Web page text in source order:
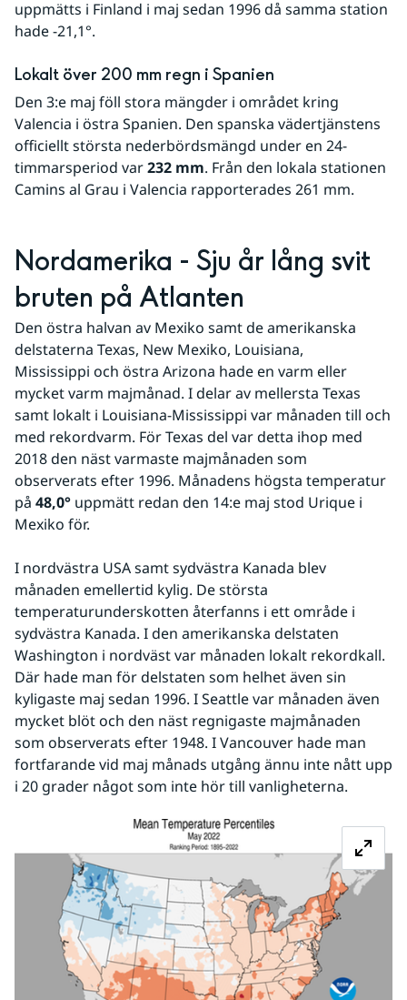
uppmätts i Finland i maj sedan 1996 då samma station
hade -21,1°.
Lokalt över 200 mm regn i Spanien
Den 3:e maj föll stora mängder i området kring
Valencia i östra Spanien. Den spanska vädertjänstens
officiellt största nederbördsmängd under en 24-
timmarsperiod var 232 mm. Från den lokala stationen
Camins al Grau i Valencia rapporterades 261 mm.
Nordamerika - Sju år lång svit
bruten på Atlanten
Den östra halvan av Mexiko samt de amerikanska
delstaterna Texas, New Mexiko, Louisiana,
Mississippi och östra Arizona hade en varm eller
mycket varm majmånad. I delar av mellersta Texas
samt lokalt i Louisiana-Mississippi var månaden till och
med rekordvarm. För Texas del var detta ihop med
2018 den näst varmaste majmånaden som
observerats efter 1996. Månadens högsta temperatur
på 48,0° uppmätt redan den 14:e maj stod Urique i
Mexiko för.
I nordvästra USA samt sydvästra Kanada blev
månaden emellertid kylig. De största
temperaturunderskotten återfanns i ett område i
sydvästra Kanada. I den amerikanska delstaten
Washington i nordväst var månaden lokalt rekordkall.
Där hade man för delstaten som helhet även sin
kyligaste maj sedan 1996. I Seattle var månaden även
mycket blöt och den näst regnigaste majmånaden
som observerats efter 1948. I Vancouver hade man
fortfarande vid maj månads utgång ännu inte nått upp
i 20 grader något som inte hör till vanligheterna.